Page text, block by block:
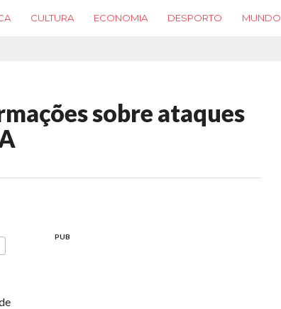
CULTURA ECONOMIA DESPORTO MUNDO
sobre ataques
PUB